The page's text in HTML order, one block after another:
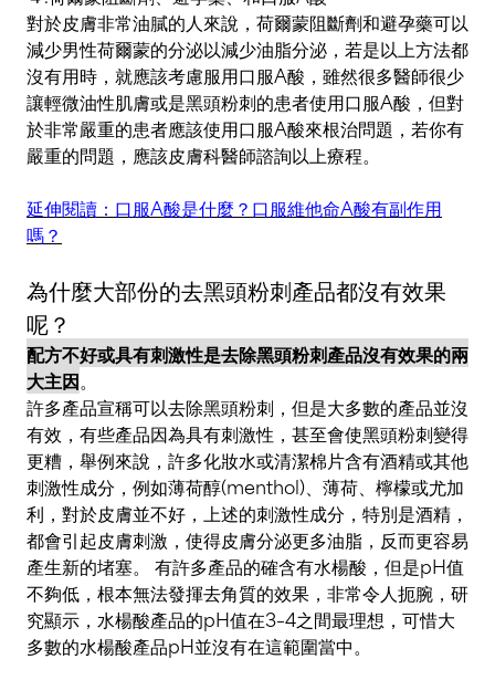
對於皮膚非常油膩的人來說，荷爾蒙阻斷劑和避孕藥可以
減少男性荷爾蒙的分泌以減少油脂分泌，若是以上方法都
沒有用時，就應該考慮服用口服A酸，雖然很多醫師很少
讓輕微油性肌膚或是黑頭粉刺的患者使用口服A酸，但對
於非常嚴重的患者應該使用口服A酸來根治問題，若你有
嚴重的問題，應該皮膚科醫師諮詢以上療程。
延伸閱讀：口服A酸是什麼？口服維他命A酸有副作用
嗎？
為什麼大部份的去黑頭粉刺產品都沒有效果
呢？
配方不好或具有刺激性是去除黑頭粉刺產品沒有效果的兩
大主因。
許多產品宣稱可以去除黑頭粉刺，但是大多數的產品並沒
有效，有些產品因為具有刺激性，甚至會使黑頭粉刺變得
更糟，舉例來說，許多化妝水或清潔棉片含有酒精或其他
刺激性成分，例如薄荷醇(menthol)、薄荷、檸檬或尤加
利，對於皮膚並不好，上述的刺激性成分，特別是酒精，
都會引起皮膚刺激，使得皮膚分泌更多油脂，反而更容易
產生新的堵塞。 有許多產品的確含有水楊酸，但是pH值
不夠低，根本無法發揮去角質的效果，非常令人扼腕，研
究顯示，水楊酸產品的pH值在3–4之間最理想，可惜大
多數的水楊酸產品pH並沒有在這範圍當中。